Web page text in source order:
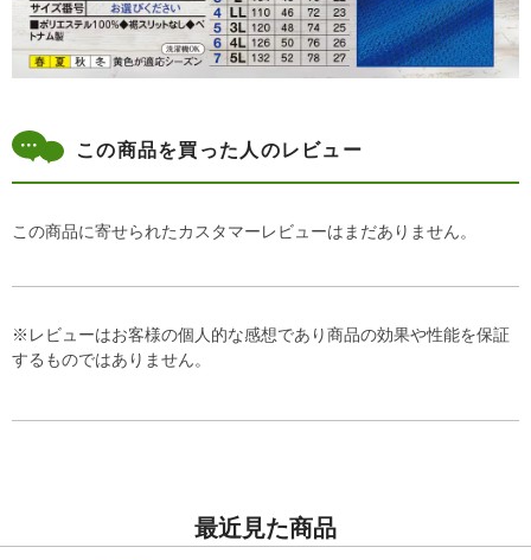
この商品を買った人のレビュー
この商品に寄せられたカスタマーレビューはまだありません。
※レビューはお客様の個人的な感想であり商品の効果や性能を保証
するものではありません。
最近見た商品